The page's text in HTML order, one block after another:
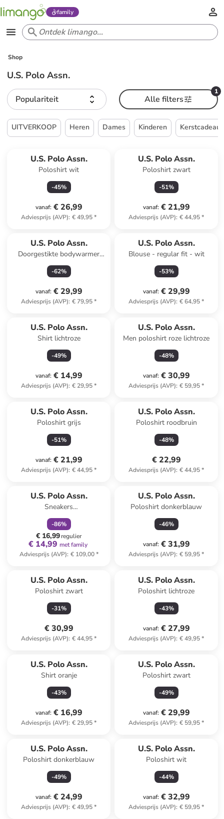
family
Shop
U.S. Polo Assn.
Populariteit
1
Alle filters
UITVERKOOP Heren Dames Kinderen Kerstcadeaus
U.S. Polo Assn.
Poloshirt wit
-45%
vanaf: € 26,99
Adviesprijs (AVP): € 49,95*
U.S. Polo Assn.
Poloshirt zwart
-51%
vanaf: € 21,99
Adviesprijs (AVP): € 44,95*
U.S. Polo Assn.
Doorgestikte bodywarmer
donkerblauw
-62%
vanaf: € 29,99
Adviesprijs (AVP): € 79,95*
U.S. Polo Assn.
Blouse - regular fit - wit
-53%
vanaf: € 29,99
Adviesprijs (AVP): € 64,95*
U.S. Polo Assn.
Shirt lichtroze
-49%
vanaf: € 14,99
Adviesprijs (AVP): € 29,95*
U.S. Polo Assn.
Men poloshirt roze lichtroze
-48%
vanaf: € 30,99
Adviesprijs (AVP): € 59,95*
U.S. Polo Assn.
Poloshirt grijs
-51%
vanaf: € 21,99
Adviesprijs (AVP): € 44,95*
U.S. Polo Assn.
Poloshirt roodbruin
-48%
€ 22,99
Adviesprijs (AVP): € 44,95*
U.S. Polo Assn.
Sneakers
wit/donkerblauw/lichtroze
-86%
€ 16,99regulier
€ 14,99 met family
Adviesprijs (AVP): € 109,00*
U.S. Polo Assn.
Poloshirt donkerblauw
-46%
vanaf: € 31,99
Adviesprijs (AVP): € 59,95*
U.S. Polo Assn.
Poloshirt zwart
-31%
€ 30,99
Adviesprijs (AVP): € 44,95*
U.S. Polo Assn.
Poloshirt lichtroze
-43%
vanaf: € 27,99
Adviesprijs (AVP): € 49,95*
U.S. Polo Assn.
Shirt oranje
-43%
vanaf: € 16,99
Adviesprijs (AVP): € 29,95*
U.S. Polo Assn.
Poloshirt zwart
-49%
vanaf: € 29,99
Adviesprijs (AVP): € 59,95*
U.S. Polo Assn.
Poloshirt donkerblauw
-49%
vanaf: € 24,99
Adviesprijs (AVP): € 49,95*
U.S. Polo Assn.
Poloshirt wit
-44%
vanaf: € 32,99
Adviesprijs (AVP): € 59,95*